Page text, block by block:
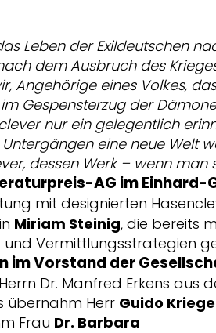
Leben der Exildeutschen
dem Ausbruch des
Angehörige eines Volkes,
Gespensterzug der
nur ein gelegentlich
eine neue Welt
dessen Werk – wenn
AG im Einhard-
mit designierten
Miriam Steinig, die bereits
Vermittlungsstrategien
im Vorstand der
Dr. Manfred Erkens aus
übernahm Herr Guido
Frau Dr. Barbara